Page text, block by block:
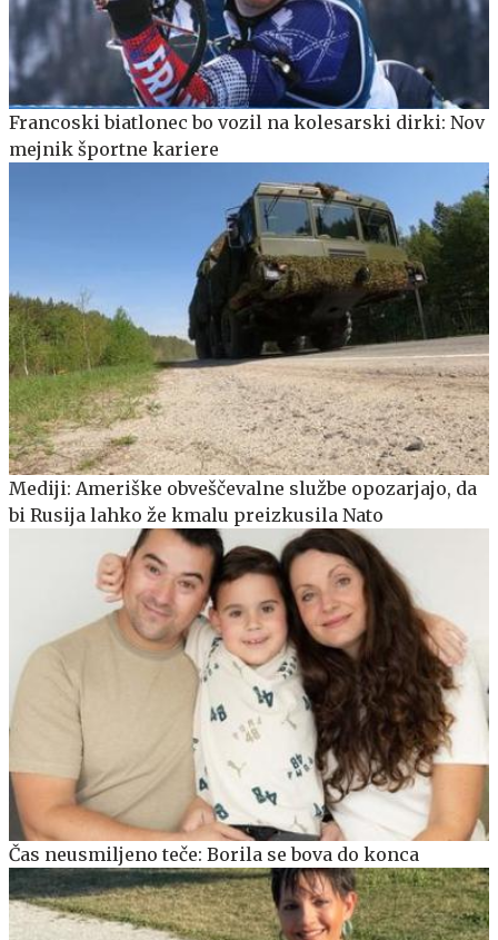
Francoski biatlonec bo vozil na kolesarski dirki: Nov
mejnik športne kariere
Mediji: Ameriške obveščevalne službe opozarjajo, da
bi Rusija lahko že kmalu preizkusila Nato
Čas neusmiljeno teče: Borila se bova do konca